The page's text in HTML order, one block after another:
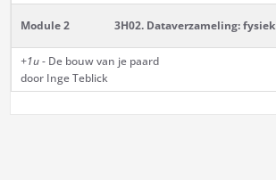
Module 2 3H02. Dataverzameling: fysiek
+1u- De bouw van je paard
door Inge Teblick